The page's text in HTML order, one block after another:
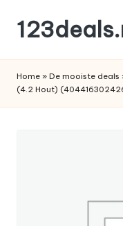
de
inhoud
deals
Home » De mooiste deals
(4.2 Hout)